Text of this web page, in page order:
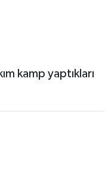
kamp yaptıkları